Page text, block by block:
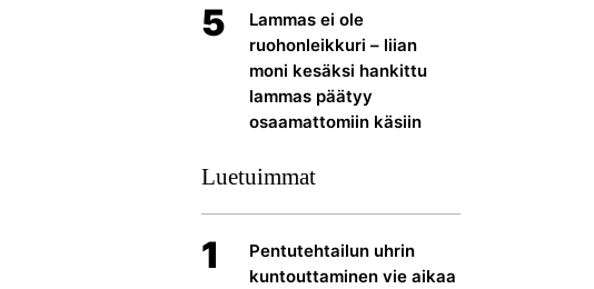
5
Lammas ei ole
ruohonleikkuri – liian
moni kesäksi hankittu
lammas päätyy
osaamattomiin käsiin
Luetuimmat
1
Pentutehtailun uhrin
kuntouttaminen vie aikaa